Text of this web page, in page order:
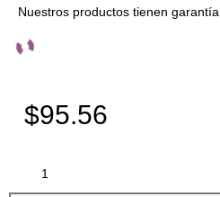
Nuestros productos tienen garantía
$95.56